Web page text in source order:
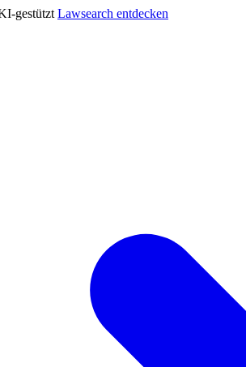
gestützt Lawsearch entdecken